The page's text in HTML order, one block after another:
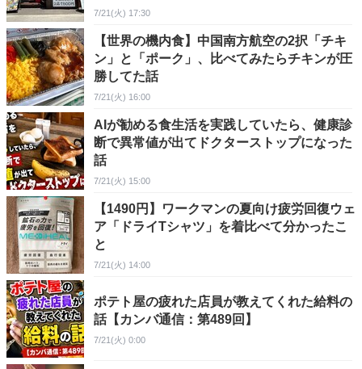
7/21(火) 17:30
【世界の機内食】中国南方航空の2択「チキ
ン」と「ポーク」、比べてみたらチキンが圧
勝してた話
7/21(火) 16:00
AIが勧める食生活を実践していたら、健康診
断で異常値が出てドクターストップになった
話
7/21(火) 15:00
【1490円】ワークマンの夏向け疲労回復ウェ
ア「ドライTシャツ」を着比べて分かったこ
と
7/21(火) 14:00
ポテト屋の疲れた店員が教えてくれた給料の
話【カンバ通信：第489回】
7/21(火) 0:00